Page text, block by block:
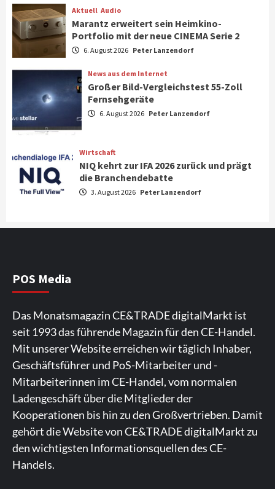
2
Phone/Pad Top Story
IFA 2026 Show Area Communication &
Aktuell Audio
Marantz erweitert sein Heimkino-
Portfolio mit der neue CINEMA Serie 2
News aus dem Internet
Großer Bild-Vergleichstest 55-Zoll
Fernsehgeräte
5
6
CHERRY baut Vertriebsteam in
strategisch wichtigen Märkten aus
7
Smart Living Top Story
Verbraucher setzen immer mehr auf
Klimageräte und Ventilatoren
Aktuell Audio
Marantz erweitert sein Heimkino-
Portfolio mit der neue CINEMA Serie 2
6. August 2026 Peter Lanzendorf
News aus dem Internet
Großer Bild-Vergleichstest 55-Zoll
Fernsehgeräte
6. August 2026 Peter Lanzendorf
Wirtschaft
NIQ kehrt zur IFA 2026 zurück und prägt
die Branchendebatte
3. August 2026 Peter Lanzendorf
POS Media
Das Monatsmagazin CE&TRADE digitalMarkt ist
seit 1993 das führende Magazin für den CE-Handel.
Mit unserer Website erreichen wir täglich Inhaber,
Geschäftsführer und PoS-Mitarbeiter und -
Mitarbeiterinnen im CE-Handel, vom normalen
Ladengeschäft über die Mitglieder der
Kooperationen bis hin zu den Großvertrieben. Damit
gehört die Website von CE&TRADE digitalMarkt zu
den wichtigsten Informationsquellen des CE-
Handels.